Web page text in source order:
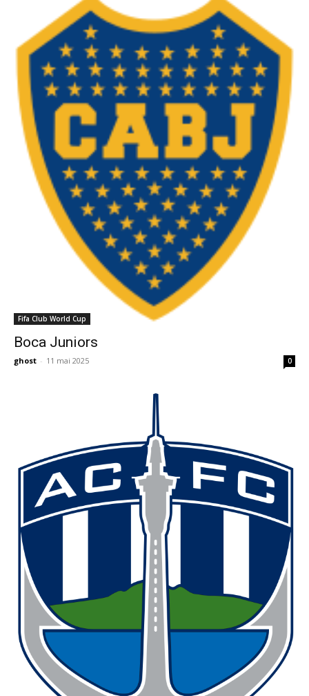
Fifa Club World Cup
Boca Juniors
ghost - 11 mai 2025 0